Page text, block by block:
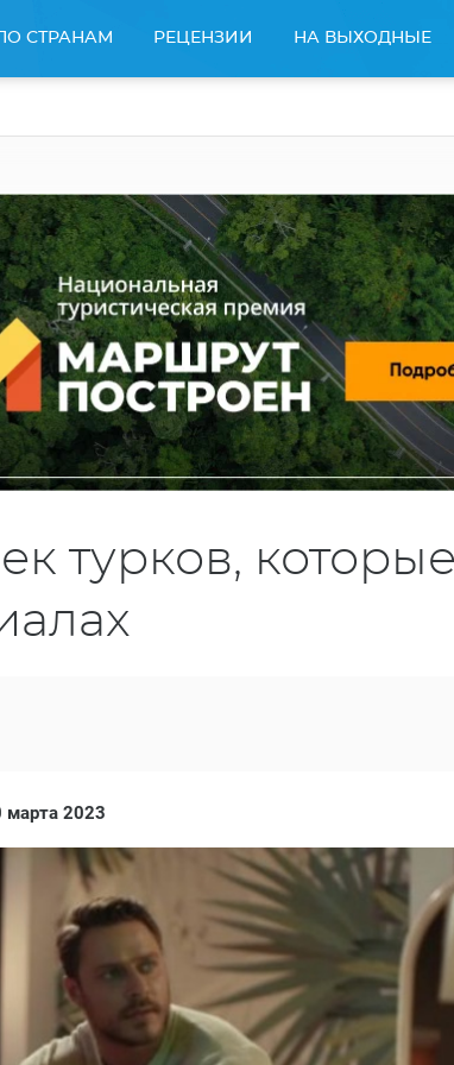
ПО СТРАНАМ РЕЦЕНЗИИ НА ВЫХОДНЫЕ
турков,
марта 2023